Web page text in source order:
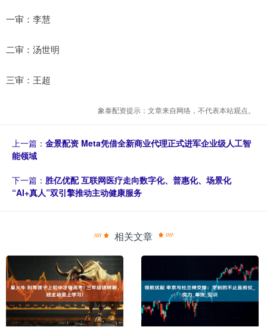
一审：李慧
二审：汤世明
三审：王超
象泰配资提示：文章来自网络，不代表本站观点。
上一篇： 金景配资 Meta凭借全新商业代理正式进军企业级人工智
能领域
下一篇： 胜亿优配 互联网医疗走向数字化、普惠化、场景化
“AI+真人”双引擎推动主动健康服务
相关文章